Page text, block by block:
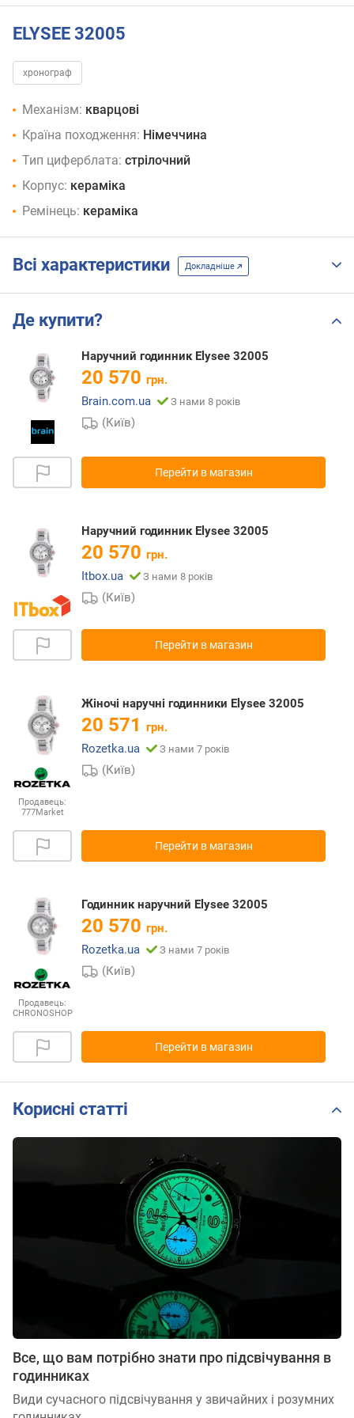
ELYSEE 32005
хронограф
Механізм: кварцові
Країна походження: Німеччина
Тип циферблата: стрілочний
Корпус: кераміка
Ремінець: кераміка
Всі характеристики Докладніше
Де купити?
Наручний годинник Elysee 32005
20 570 грн.
Brain.com.ua
З нами 8 років
(Київ)
Перейти в магазин
Наручний годинник Elysee 32005
20 570 грн.
Itbox.ua
З нами 8 років
(Київ)
Перейти в магазин
Продавець:
777Market
Жіночі наручні годинники Elysee 32005
20 571 грн.
Rozetka.ua
З нами 7 років
(Київ)
Перейти в магазин
Продавець:
CHRONOSHOP
Годинник наручний Elysee 32005
20 570 грн.
Rozetka.ua
З нами 7 років
(Київ)
Перейти в магазин
Корисні статті
Все, що вам потрібно знати про підсвічування в
годинниках
Види сучасного підсвічування у звичайних і розумних